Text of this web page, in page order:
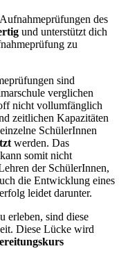
des
und unterstützt dich
zu
sind
verglichen
nicht vollumfänglich
zeitlichen Kapazitäten
SchülerInnen
werden. Das
somit nicht
der SchülerInnen,
die Entwicklung eines
leidet darunter.
erleben, sind diese
Diese Lücke wird